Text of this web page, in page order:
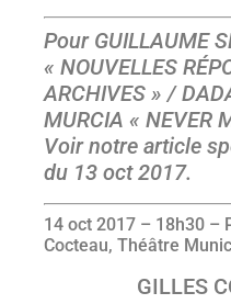
Pour GUILLAUME
« NOUVELLES
ARCHIVES » /
MURCIA « NEVER
Voir notre article
du 13 oct 2017.
14 oct 2017 – 18h30 –
Cocteau, Théâtre
GILLES